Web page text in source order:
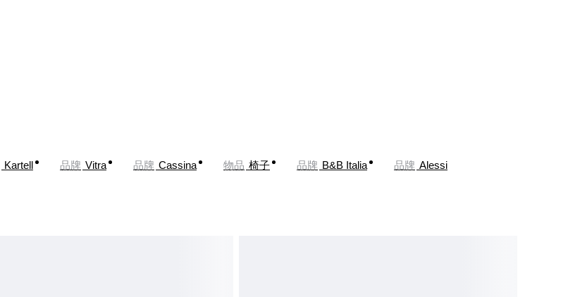
Kartell 品牌 Vitra 品牌 Cassina 物品 椅子 品牌 B&B Italia 品牌 Alessi